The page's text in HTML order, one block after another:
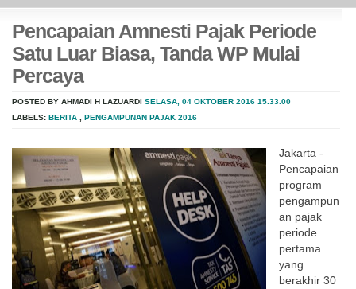
Pencapaian Amnesti Pajak Periode
Satu Luar Biasa, Tanda WP Mulai
Percaya
POSTED BY AHMADI H LAZUARDI SELASA, 04 OKTOBER 2016 15.33.00
LABELS: BERITA PENGAMPUNAN PAJAK 2016
Jakarta -
Pencapaian
program
pengampun
an pajak
periode
pertama
yang
berakhir 30